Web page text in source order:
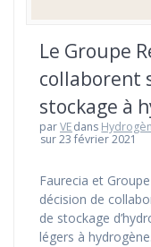
Le Groupe
collaborent
stockage à
parVEdans
sur 23 février 2021
Faurecia et
décision de
de stockage
légers à